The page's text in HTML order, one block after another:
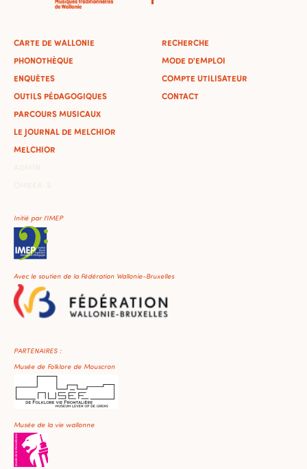
CARTE DE WALLONIE
PHONOTHÈQUE
ENQUÊTES
OUTILS PÉDAGOGIQUES
PARCOURS MUSICAUX
LE JOURNAL DE MELCHIOR
MELCHIOR
RECHERCHE
MODE D'EMPLOI
COMPTE UTILISATEUR
CONTACT
Initié par l'IMEP
Avec le soutien de la Fédération Wallonie-Bruxelles
PARTENAIRES :
Musée de Folklore de Mouscron
Musée de la vie wallonne